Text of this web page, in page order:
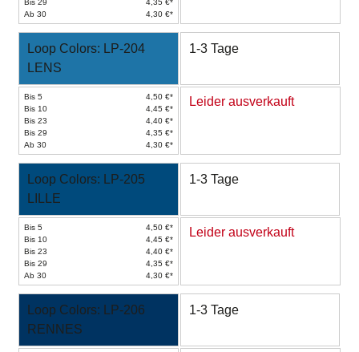
Ab 30
4,30 €*
Loop Colors: LP-204
LENS
1-3 Tage
Bis 5
4,50 €*
Bis 10
4,45 €*
Bis 23
4,40 €*
Bis 29
4,35 €*
Ab 30
4,30 €*
Leider ausverkauft
Loop Colors: LP-205
LILLE
1-3 Tage
Bis 5
4,50 €*
Bis 10
4,45 €*
Bis 23
4,40 €*
Bis 29
4,35 €*
Ab 30
4,30 €*
Leider ausverkauft
Loop Colors: LP-206
RENNES
1-3 Tage